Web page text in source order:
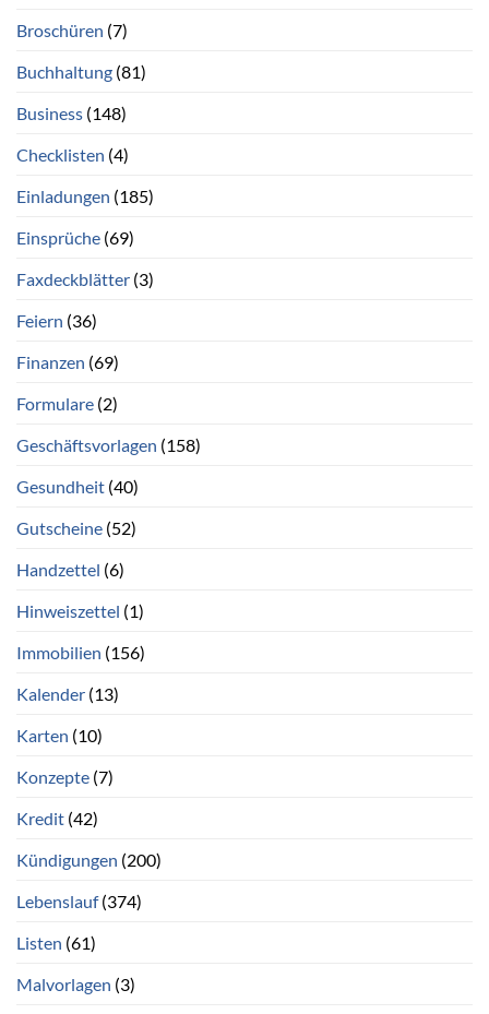
Broschüren (7)
Buchhaltung (81)
Business (148)
Checklisten (4)
Einladungen (185)
Einsprüche (69)
Faxdeckblätter (3)
Feiern (36)
Finanzen (69)
Formulare (2)
Geschäftsvorlagen (158)
Gesundheit (40)
Gutscheine (52)
Handzettel (6)
Hinweiszettel (1)
Immobilien (156)
Kalender (13)
Karten (10)
Konzepte (7)
Kredit (42)
Kündigungen (200)
Lebenslauf(374)
Listen (61)
Malvorlagen (3)